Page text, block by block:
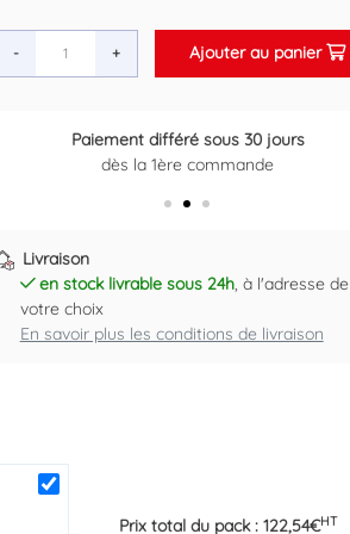
- + Ajouter au panier
Retour gratuit sous 14 jours
Plus d'informations ici
Livraison
en stock livrable sous 24h, à l'adresse de
votre choix
En savoir plus les conditions de livraison
Prix total du pack : 122,54€HT